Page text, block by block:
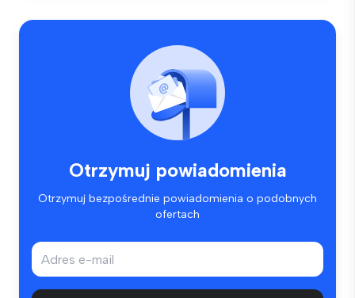
Otrzymuj powiadomienia
Otrzymuj bezpośrednie powiadomienia o podobnych
ofertach